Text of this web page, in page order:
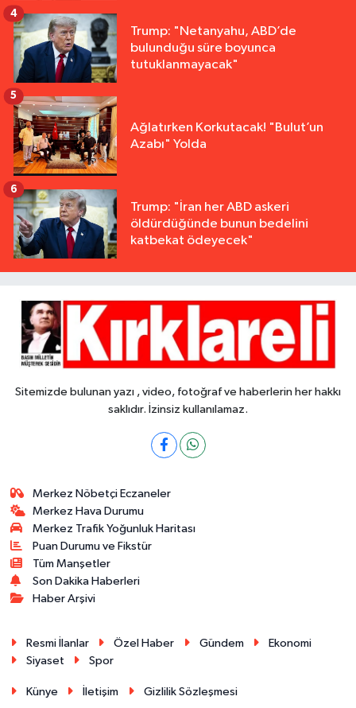
Trump: "Netanyahu, ABD’de
bulunduğu süre boyunca
tutuklanmayacak"
4
Ağlatırken Korkutacak! "Bulut’un
Azabı" Yolda
5
Trump: "İran her ABD askeri
öldürdüğünde bunun bedelini
katbekat ödeyecek"
6
Sitemizde bulunan yazı , video, fotoğraf ve haberlerin her hakkı
saklıdır. İzinsiz kullanılamaz.
Merkez Nöbetçi Eczaneler
Merkez Hava Durumu
Merkez Trafik Yoğunluk Haritası
Puan Durumu ve Fikstür
Tüm Manşetler
Son Dakika Haberleri
Haber Arşivi
Resmi İlanlar Özel Haber Gündem
Ekonomi
Siyaset
Spor
Künye İletişim Gizlilik Sözleşmesi